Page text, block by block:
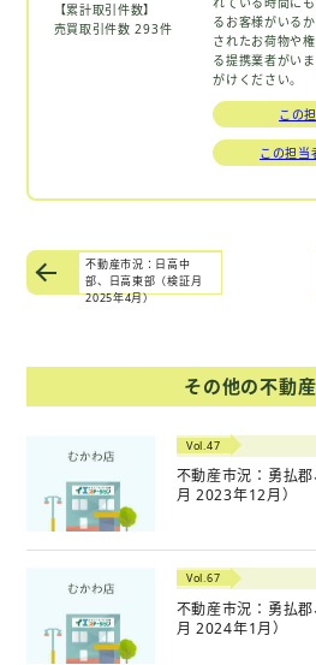
【累計取引件数】
売買取引件数 293件
るお客様がいる
されたお荷物や
る提携業者がい
がけください。
この
この担当
不動産市況：日高中
部、日高東部（検証月
2025年4月）
その他の不動
Vol.47
不動産市況：勇払
月 2023年12月）
Vol.67
不動産市況：勇払
月 2024年1月）